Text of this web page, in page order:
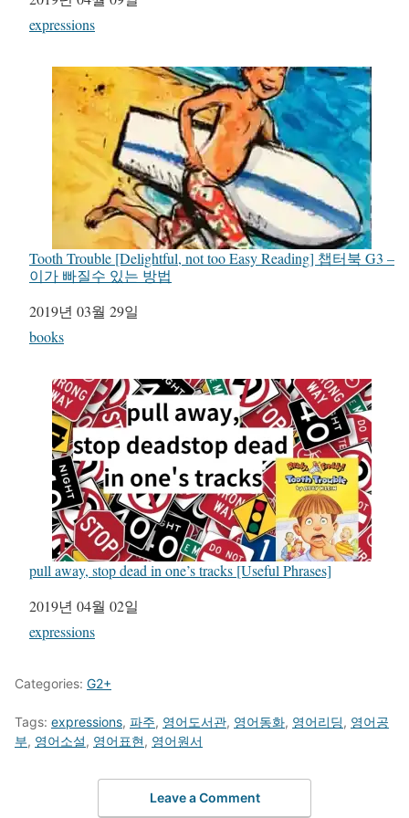
관련 항목
expressions
Tooth Trouble [Delightful, not too Easy Reading] 챕터북 G3 –
이가 빠질수 있는 방법
일자
2019년 03월 29일
관련 항목
books
pull away, stop dead in one’s tracks [Useful Phrases]
일자
2019년 04월 02일
관련 항목
expressions
Categories: G2+
Tags: expressions, 파주, 영어도서관, 영어동화, 영어리딩, 영어공
부, 영어소설, 영어표현, 영어원서
Leave a Comment